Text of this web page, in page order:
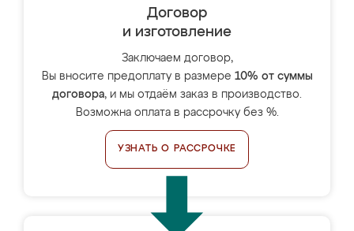
Договор
и изготовление
Заключаем договор,
Вы вносите предоплату в размере 10% от суммы
договора, и мы отдаём заказ в производство.
Возможна оплата в рассрочку без %.
УЗНАТЬ О РАССРОЧКЕ